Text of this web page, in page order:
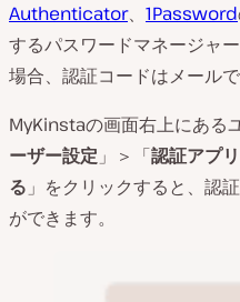
Authenticator、 1Password
するパスワードマネージャ
場合、認証コードはメールで
MyKinstaの画面右上にある
ーザー設定 」＞「認証アプリ
る 」をクリックすると、認
ができます。